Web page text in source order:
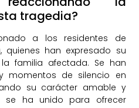
tragedia?
a los residentes de
quienes han expresado su
familia afectada. Se han
momentos de silencio en
su carácter amable y
se ha unido para ofrecer